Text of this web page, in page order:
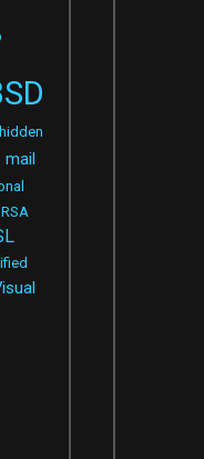
hidden
mail
RSA